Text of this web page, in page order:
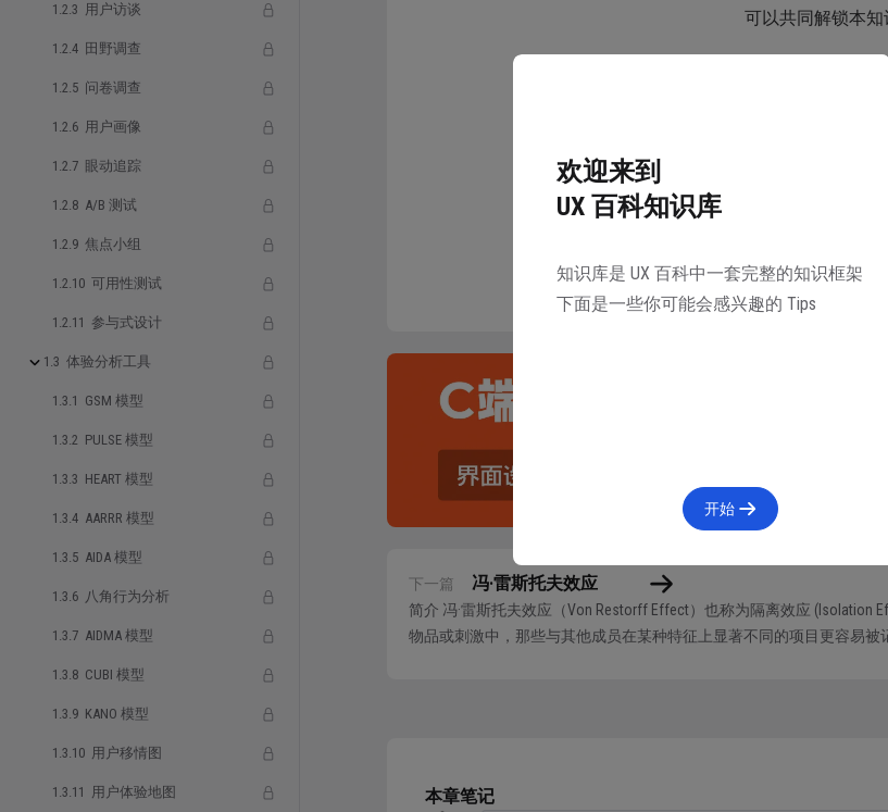
1.2.3 用户访谈
1.2.4 田野调查
1.2.5 问卷调查
1.2.6 用户画像
1.2.7 眼动追踪
1.2.8 A/B 测试
1.2.9 焦点小组
1.2.10 可用性测试
1.2.11 参与式设计
1.3 体验分析工具
1.3.1 GSM 模型
1.3.2 PULSE 模型
1.3.3 HEART 模型
1.3.4 AARRR 模型
1.3.5 AIDA 模型
1.3.6 八角行为分析
1.3.7 AIDMA 模型
1.3.8 CUBI 模型
1.3.9 KANO 模型
1.3.10 用户移情图
1.3.11 用户体验地图
可以共同解锁本
1913 年，德国心理学家 Hermann Ebbinghaus 在对自己的
研究结果表明，人们回忆一系列单词的准确性和单词在系列
I. 首因效应和近因效应
下一篇 冯·雷斯托夫效应
简介 冯·雷斯托夫效应（Von Restorff Effect）也称为隔离效应
物品或刺激中，那些与其他成员在某种特征上显著不同的项目更容易被
本章笔记
欢迎来到
UX 百科知识库
知识库是 UX 百科中一套完整的知识框架
下面是一些你可能会感兴趣的 Tips
开始